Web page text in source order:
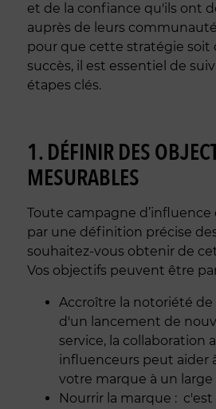
et de la confiance qu'ils ont
auprès de leurs
pour que cette stratégie soit
succès, il est essentiel de
étapes clés.
1. DÉFINIR DES
MESURABLES
Toute campagne
par une définition précise
souhaitez-vous obtenir de
Vos objectifs peuvent être
Accroître la notoriété de
d'un lancement de
service, la collaboration
influenceurs peut aider
votre marque à un large
Nourrir la marque :